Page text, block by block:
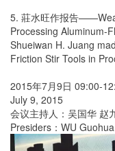
5. 莊水旺作报告
Processing Aluminum-
Shueiwan H. Juang
Friction Stir Tools in
2015年7月9日 09:00-
July 9, 2015
会议主持人：吴国华 赵
Presiders：WU